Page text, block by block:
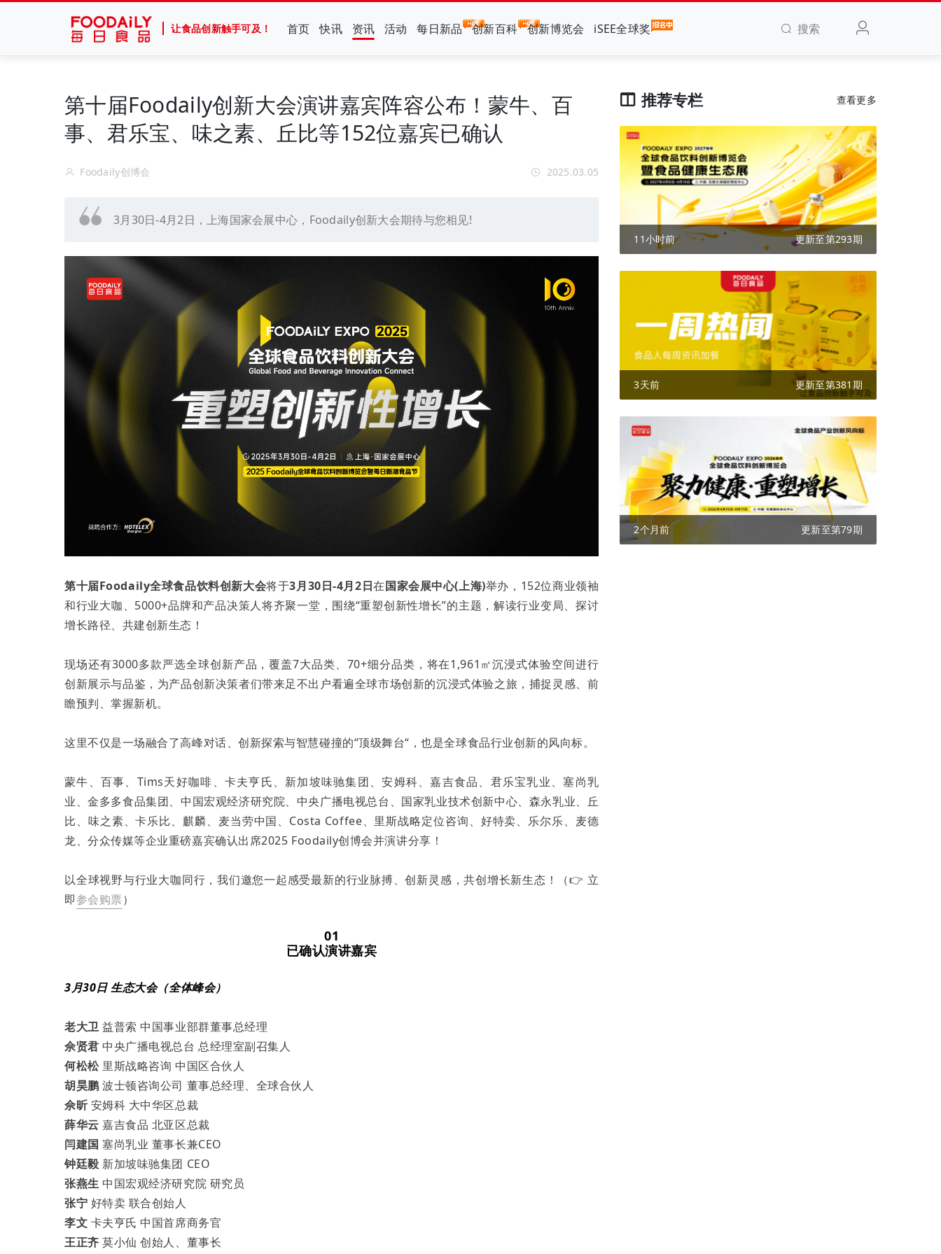
让食品创新触手可及！ 首页 快讯 资讯 活动 每日新品 创新百科 创新博览会 iSEE全球奖 搜索
第十届Foodaily创新大会演讲嘉宾阵容公布！蒙牛、百
事、君乐宝、味之素、丘比等152位嘉宾已确认
Foodaily创博会 2025.03.05
3月30日-4月2日，上海国家会展中心，Foodaily创新大会期待与您相见!
第十届Foodaily全球食品饮料创新大会将于3月30日-4月2日在国家会展中心(上海)举办，152位商业领袖
和行业大咖、5000+品牌和产品决策人将齐聚一堂，围绕“重塑创新性增长”的主题，解读行业变局、探讨
增长路径、共建创新生态！
现场还有3000多款严选全球创新产品，覆盖7大品类、70+细分品类，将在1,961㎡沉浸式体验空间进行
创新展示与品鉴，为产品创新决策者们带来足不出户看遍全球市场创新的沉浸式体验之旅，捕捉灵感、前
瞻预判、掌握新机。
这里不仅是一场融合了高峰对话、创新探索与智慧碰撞的“顶级舞台“，也是全球食品行业创新的风向标。
蒙牛、百事、Tims天好咖啡、卡夫亨氏、新加坡味驰集团、安姆科、嘉吉食品、君乐宝乳业、塞尚乳
业、金多多食品集团、中国宏观经济研究院、中央广播电视总台、国家乳业技术创新中心、森永乳业、丘
比、味之素、卡乐比、麒麟、麦当劳中国、Costa Coffee、里斯战略定位咨询、好特卖、乐尔乐、麦德
龙、分众传媒等企业重磅嘉宾确认出席2025 Foodaily创博会并演讲分享！
以全球视野与行业大咖同行，我们邀您一起感受最新的行业脉搏、创新灵感，共创增长新生态！（👉 立
即参会购票）
01
已确认演讲嘉宾
3月30日 生态大会（全体峰会）
老大卫 益普索 中国事业部群董事总经理
佘贤君 中央广播电视总台 总经理室副召集人
何松松里斯战略咨询 中国区合伙人
胡昊鹏波士顿咨询公司 董事总经理、全球合伙人
佘昕 安姆科 大中华区总裁
薛华云 嘉吉食品 北亚区总裁
闫建国 塞尚乳业 董事长兼CEO
钟廷毅 新加坡味驰集团 CEO
张燕生 中国宏观经济研究院 研究员
张宁 好特卖 联合创始人
李文 卡夫亨氏 中国首席商务官
王正齐莫小仙 创始人、董事长
推荐专栏 查看更多
11小时前 更新至第293期
3天前 更新至第381期
2个月前 更新至第79期